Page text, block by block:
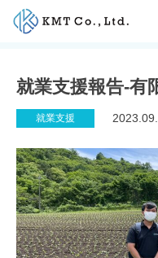
Skip
NEWS
サービス
お客様の声
特定技能コラム
就業支援報告-有
就業支援